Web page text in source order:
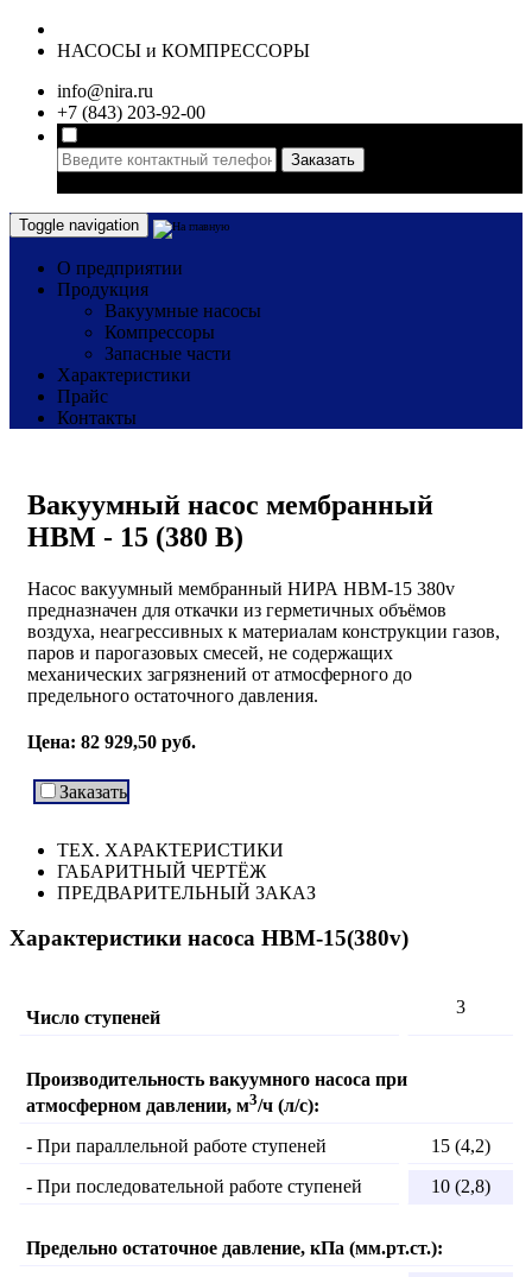
НАСОСЫ и КОМПРЕССОРЫ
info@nira.ru
+7 (843) 203-92-00
Заказать
Toggle navigation
О предприятии
Продукция
Вакуумные насосы
Компрессоры
Запасные части
Характеристики
Прайс
Контакты
Вакуумный насос мембранный
НВМ - 15 (380 В)
Насос вакуумный мембранный НИРА НВМ-15 380v
предназначен для откачки из герметичных объёмов
воздуха, неагрессивных к материалам конструкции газов,
паров и парогазовых смесей, не содержащих
механических загрязнений от атмосферного до
предельного остаточного давления.
Цена: 82 929,50 руб.
Заказать
ТЕХ. ХАРАКТЕРИСТИКИ
ГАБАРИТНЫЙ ЧЕРТЁЖ
ПРЕДВАРИТЕЛЬНЫЙ ЗАКАЗ
Характеристики насоса НВМ-15(380v)
Число ступеней
3
Производительность вакуумного насоса при
атмосферном давлении, м3/ч (л/с):
- При параллельной работе ступеней
15 (4,2)
- При последовательной работе ступеней
10 (2,8)
Предельно остаточное давление, кПа (мм.рт.ст.):